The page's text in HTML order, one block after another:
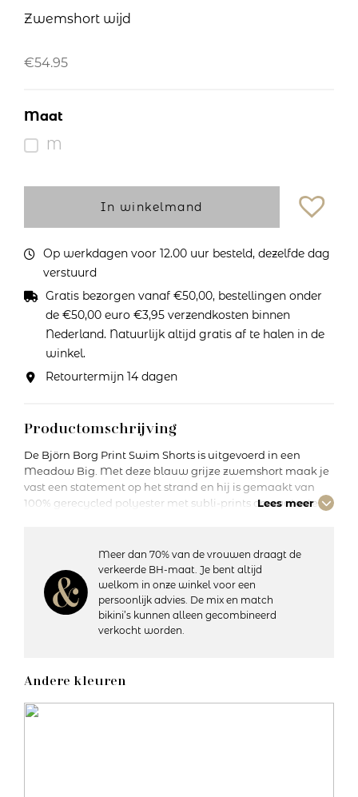
Zwemshort wijd
€54.95
Maat
M
In winkelmand
Op werkdagen voor 12.00 uur besteld, dezelfde dag
verstuurd
Gratis bezorgen vanaf €50,00, bestellingen onder
de €50,00 euro €3,95 verzendkosten binnen
Nederland. Natuurlijk altijd gratis af te halen in de
winkel.
Retourtermijn 14 dagen
Productomschrijving
De Björn Borg Print Swim Shorts is uitgevoerd in een
Meadow Big. Met deze blauw grijze zwemshort maak je
vast een statement op het strand en hij is gemaakt van
100% gerecycled polyester met subli-prints om water te
mesh, zijzakken en een elastische aansnoerbare taille. De
achterzak sluit met klittenband zodat je je essentials veilig
kunt opbergen. Handig toch?
– Binnenbroek van mesh
– Vochtafvoerend materiaal dat snel opdroogt
– 3 cm brede elastische tailleband van microvezelstof
Lees meer
Meer dan 70% van de vrouwen draagt de
verkeerde BH-maat. Je bent altijd
welkom in onze winkel voor een
persoonlijk advies. De mix en match
bikini’s kunnen alleen gecombineerd
verkocht worden.
Andere kleuren